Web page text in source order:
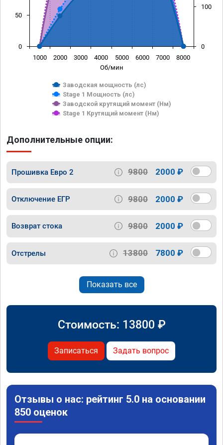
Об/мин
Заводская мощность (лс)
Stage 1 Мощность (лс)
Заводской крутящий момент (Нм)
Stage 1 Крутящий момент (Нм)
1000 2000 3000 4000 5000 6000 7000 8000
0
50
0
100
Дополнительные опции:
Прошивка Евро 2 9800 2000 ₽
Отключение ЕГР 9800 2000 ₽
Возврат стока 9800 2000 ₽
Отстрелы 13800 7800 ₽
Показать все
Стоимость: 13800 ₽
Записаться Задать вопрос
Отзывы о нас: рейтинг 5.0 на основании
850 оценок